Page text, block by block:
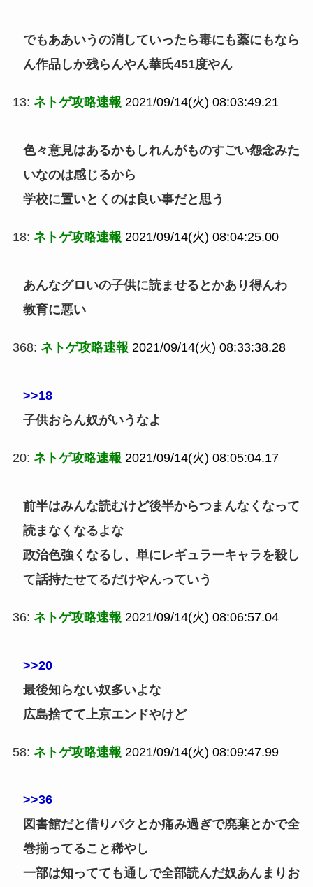
でもああいうの消していったら毒にも薬にもなら
ん作品しか残らんやん華氏451度やん
13: ネトゲ攻略速報 2021/09/14(火) 08:03:49.21
色々意見はあるかもしれんがものすごい怨念みた
いなのは感じるから
学校に置いとくのは良い事だと思う
18: ネトゲ攻略速報 2021/09/14(火) 08:04:25.00
あんなグロいの子供に読ませるとかあり得んわ
教育に悪い
368: ネトゲ攻略速報 2021/09/14(火) 08:33:38.28
>>18
子供おらん奴がいうなよ
20: ネトゲ攻略速報 2021/09/14(火) 08:05:04.17
前半はみんな読むけど後半からつまんなくなって
読まなくなるよな
政治色強くなるし、単にレギュラーキャラを殺し
て話持たせてるだけやんっていう
36: ネトゲ攻略速報 2021/09/14(火) 08:06:57.04
>>20
最後知らない奴多いよな
広島捨てて上京エンドやけど
58: ネトゲ攻略速報 2021/09/14(火) 08:09:47.99
>>36
図書館だと借りパクとか痛み過ぎで廃棄とかで全
巻揃ってること稀やし
一部は知ってても通しで全部読んだ奴あんまりお